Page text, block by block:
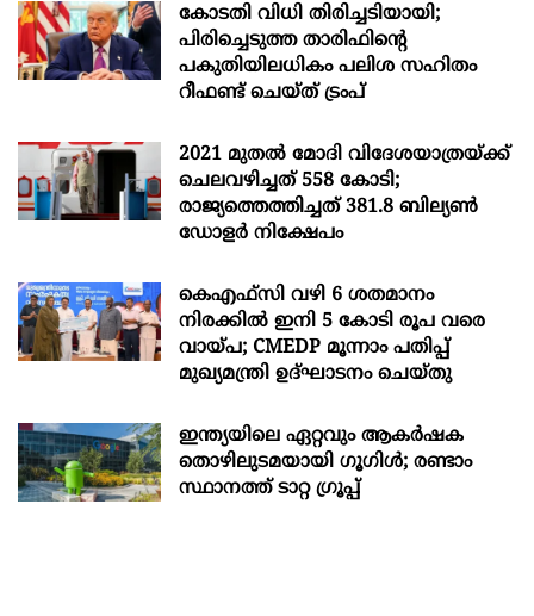
കോടതി വിധി തിരിച്ചടിയായി;
പിരിച്ചെടുത്ത താരിഫിന്‍റെ
പകുതിയിലധികം പലിശ സഹിതം
റീഫണ്ട് ചെയ്ത് ട്രംപ്
2021 മുതൽ മോദി വിദേശയാത്രയ്ക്ക്
ചെലവഴിച്ചത് 558 കോടി;
രാജ്യത്തെത്തിച്ചത് 381.8 ബില്യൺ
ഡോളർ നിക്ഷേപം
കെഎഫ്സി വഴി 6 ശതമാനം
നിരക്കിൽ ഇനി 5 കോടി രൂപ വരെ
വായ്പ; CMEDP മൂന്നാം പതിപ്പ്
മുഖ്യമന്ത്രി ഉദ്ഘാടനം ചെയ്തു
ഇന്ത്യയിലെ ഏറ്റവും ആകര്‍ഷക
തൊഴിലുടമയായി ഗൂഗിള്‍; രണ്ടാം
സ്ഥാനത്ത് ടാറ്റ ഗ്രൂപ്പ്